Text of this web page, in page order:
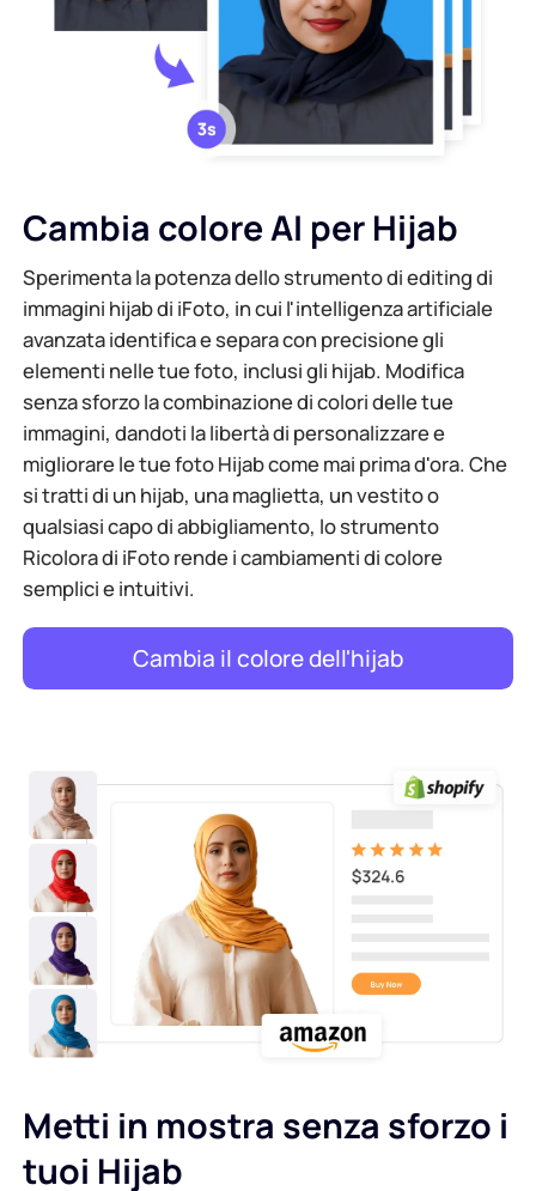
Cambia colore AI per Hijab
Sperimenta la potenza dello strumento di editing di
immagini hijab di iFoto, in cui l'intelligenza artificiale
avanzata identifica e separa con precisione gli
elementi nelle tue foto, inclusi gli hijab. Modifica
senza sforzo la combinazione di colori delle tue
immagini, dandoti la libertà di personalizzare e
migliorare le tue foto Hijab come mai prima d'ora. Che
si tratti di un hijab, una maglietta, un vestito o
qualsiasi capo di abbigliamento, lo strumento
Ricolora di iFoto rende i cambiamenti di colore
semplici e intuitivi.
Cambia il colore dell'hijab
Metti in mostra senza sforzo i
tuoi Hijab